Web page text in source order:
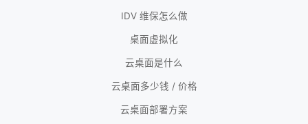
IDV 维保怎么做
桌面虚拟化
云桌面是什么
云桌面多少钱 / 价格
云桌面部署方案